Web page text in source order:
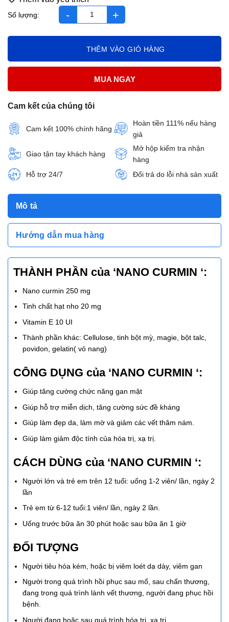
Nano Curmin Hộp 3 vỉ *10 viên số lượng
THÊM VÀO GIỎ HÀNG
MUA NGAY
Cam kết của chúng tôi
Cam kết 100% chính hãng
Hoàn tiền 111% nếu hàng
giả
Giao tận tay khách hàng
Mở hộp kiểm tra nhận
hàng
Hỗ trợ 24/7
Đổi trả do lỗi nhà sản xuất
Mô tả
Hướng dẫn mua hàng
THÀNH PHẦN của ‘NANO CURMIN ‘:
Nano curmin 250 mg
Tinh chất hạt nho 20 mg
Vitamin E 10 UI
Thành phần khác: Cellulose, tinh bột mỳ, magie, bột talc,
povidon, gelatin( vỏ nang)
CÔNG DỤNG của ‘NANO CURMIN ‘:
Giúp tăng cường chức năng gan mật
Giúp hỗ trợ miễn dịch, tăng cường sức đề kháng
Giúp làm đẹp da, làm mờ và giảm các vết thâm nám.
Giúp làm giảm độc tính của hóa trị, xạ trị.
CÁCH DÙNG của ‘NANO CURMIN ‘:
Người lớn và trẻ em trên 12 tuổi: uống 1-2 viên/ lần, ngày 2
lần
Trẻ em từ 6-12 tuổi:1 viên/ lần, ngày 2 lần.
Uống trước bữa ăn 30 phút hoặc sau bữa ăn 1 giờ
ĐỐI TƯỢNG
Người tiêu hóa kém, hoặc bị viêm loét dạ dày, viêm gan
Người trong quá trình hồi phục sau mổ, sau chấn thương,
đang trong quá trình lành vết thương, người đang phục hồi
bệnh.
Người đang hoặc sau quá trình hóa trị, xạ trị